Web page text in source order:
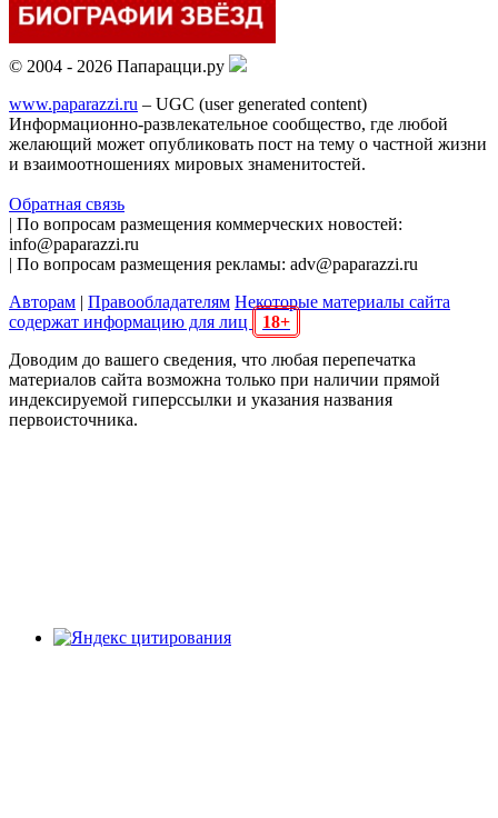
© 2004 - 2026 Папарацци.ру
www.paparazzi.ru – UGC (user generated content)
Информационно-развлекательное сообщество, где любой
желающий может опубликовать пост на тему о частной жизни
и взаимоотношениях мировых знаменитостей.
Обратная связь
| По вопросам размещения коммерческих новостей:
info@paparazzi.ru
| По вопросам размещения рекламы: adv@paparazzi.ru
Авторам | Правообладателям Некоторые материалы сайта
содержат информацию для лиц
18+
Доводим до вашего сведения, что любая перепечатка
материалов сайта возможна только при наличии прямой
индексируемой гиперссылки и указания названия
первоисточника.